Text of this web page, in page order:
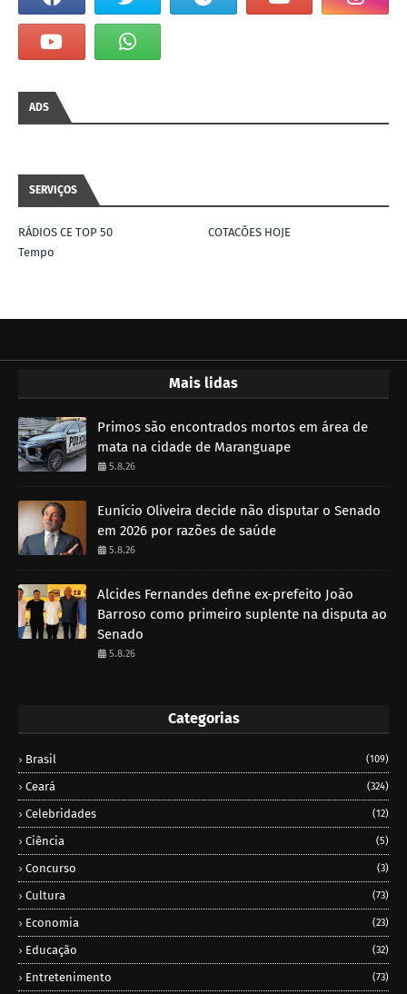
ADS
SERVIÇOS
RÁDIOS CE TOP 50
COTACÕES HOJE
Tempo
Mais lidas
Primos são encontrados mortos em área de
mata na cidade de Maranguape
5.8.26
Eunício Oliveira decide não disputar o Senado
em 2026 por razões de saúde
5.8.26
Alcides Fernandes define ex-prefeito João
Barroso como primeiro suplente na disputa ao
Senado
5.8.26
Categorias
Brasil (109)
Ceará (324)
Celebridades (12)
Ciência (5)
Concurso (3)
Cultura (73)
Economia (23)
Educação (32)
Entretenimento (73)